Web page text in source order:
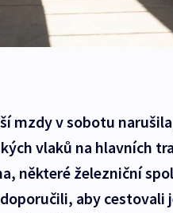
mzdy v sobotu
vlaků na hlavních
některé železniční
aby cestovali